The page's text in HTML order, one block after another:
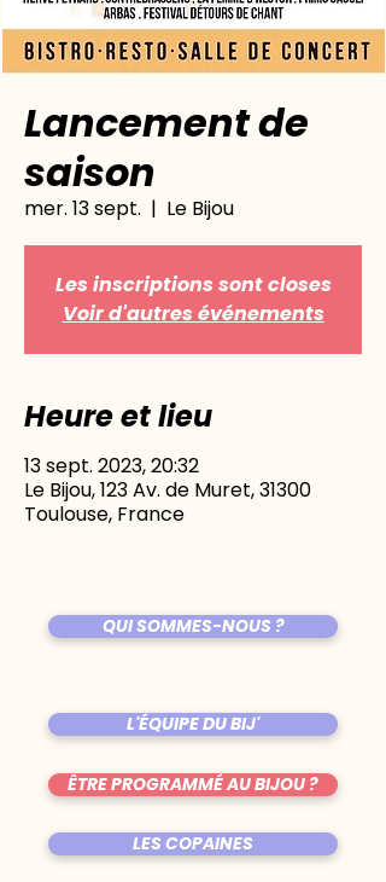
Lancement de
saison
mer. 13 sept.
  |
Le Bijou
Les inscriptions sont closes
Voir d'autres événements
Heure et lieu
13 sept. 2023, 20:32
Le Bijou, 123 Av. de Muret, 31300
Toulouse, France
QUI SOMMES-NOUS ?
L'ÉQUIPE DU BIJ'
ÊTRE PROGRAMMÉ AU BIJOU ?
LES COPAINES